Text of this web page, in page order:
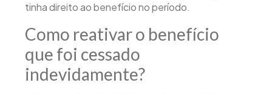
tinha direito ao benefício no período.
Como reativar o benefício
que foi cessado
indevidamente?